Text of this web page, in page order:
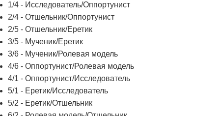
1/4 - Исследователь/Оппортунист
2/4 - Отшельник/Оппортунист
2/5 - Отшельник/Еретик
3/5 - Мученик/Еретик
3/6 - Мученик/Ролевая модель
4/6 - Оппортунист/Ролевая модель
4/1 - Оппортунист/Исследователь
5/1 - Еретик/Исследователь
5/2 - Еретик/Отшельник